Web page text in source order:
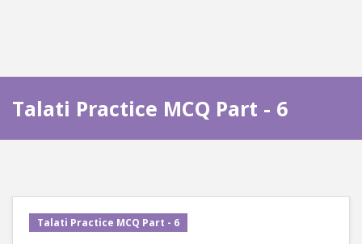
Talati Practice MCQ Part - 6
Talati Practice MCQ Part - 6